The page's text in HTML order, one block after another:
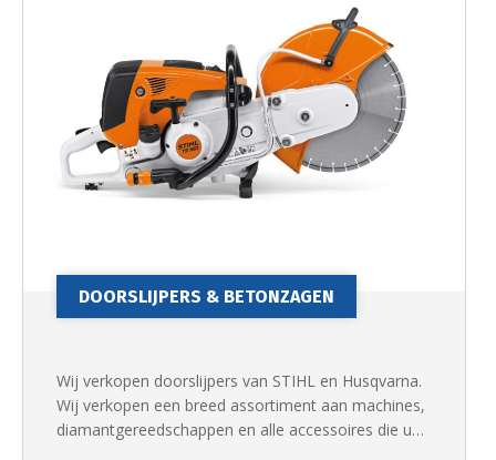
DOORSLIJPERS & BETONZAGEN
Wij verkopen doorslijpers van STIHL en Husqvarna.
Wij verkopen een breed assortiment aan machines,
diamantgereedschappen en alle accessoires die u